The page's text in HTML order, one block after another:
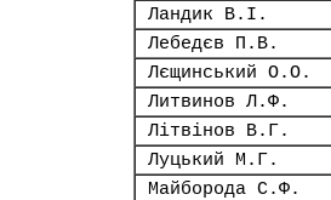
Ландик В.І.
Лебедєв П.В.
Лєщинський О.О.
Литвинов Л.Ф.
Літвінов В.Г.
Луцький М.Г.
Майборода С.Ф.